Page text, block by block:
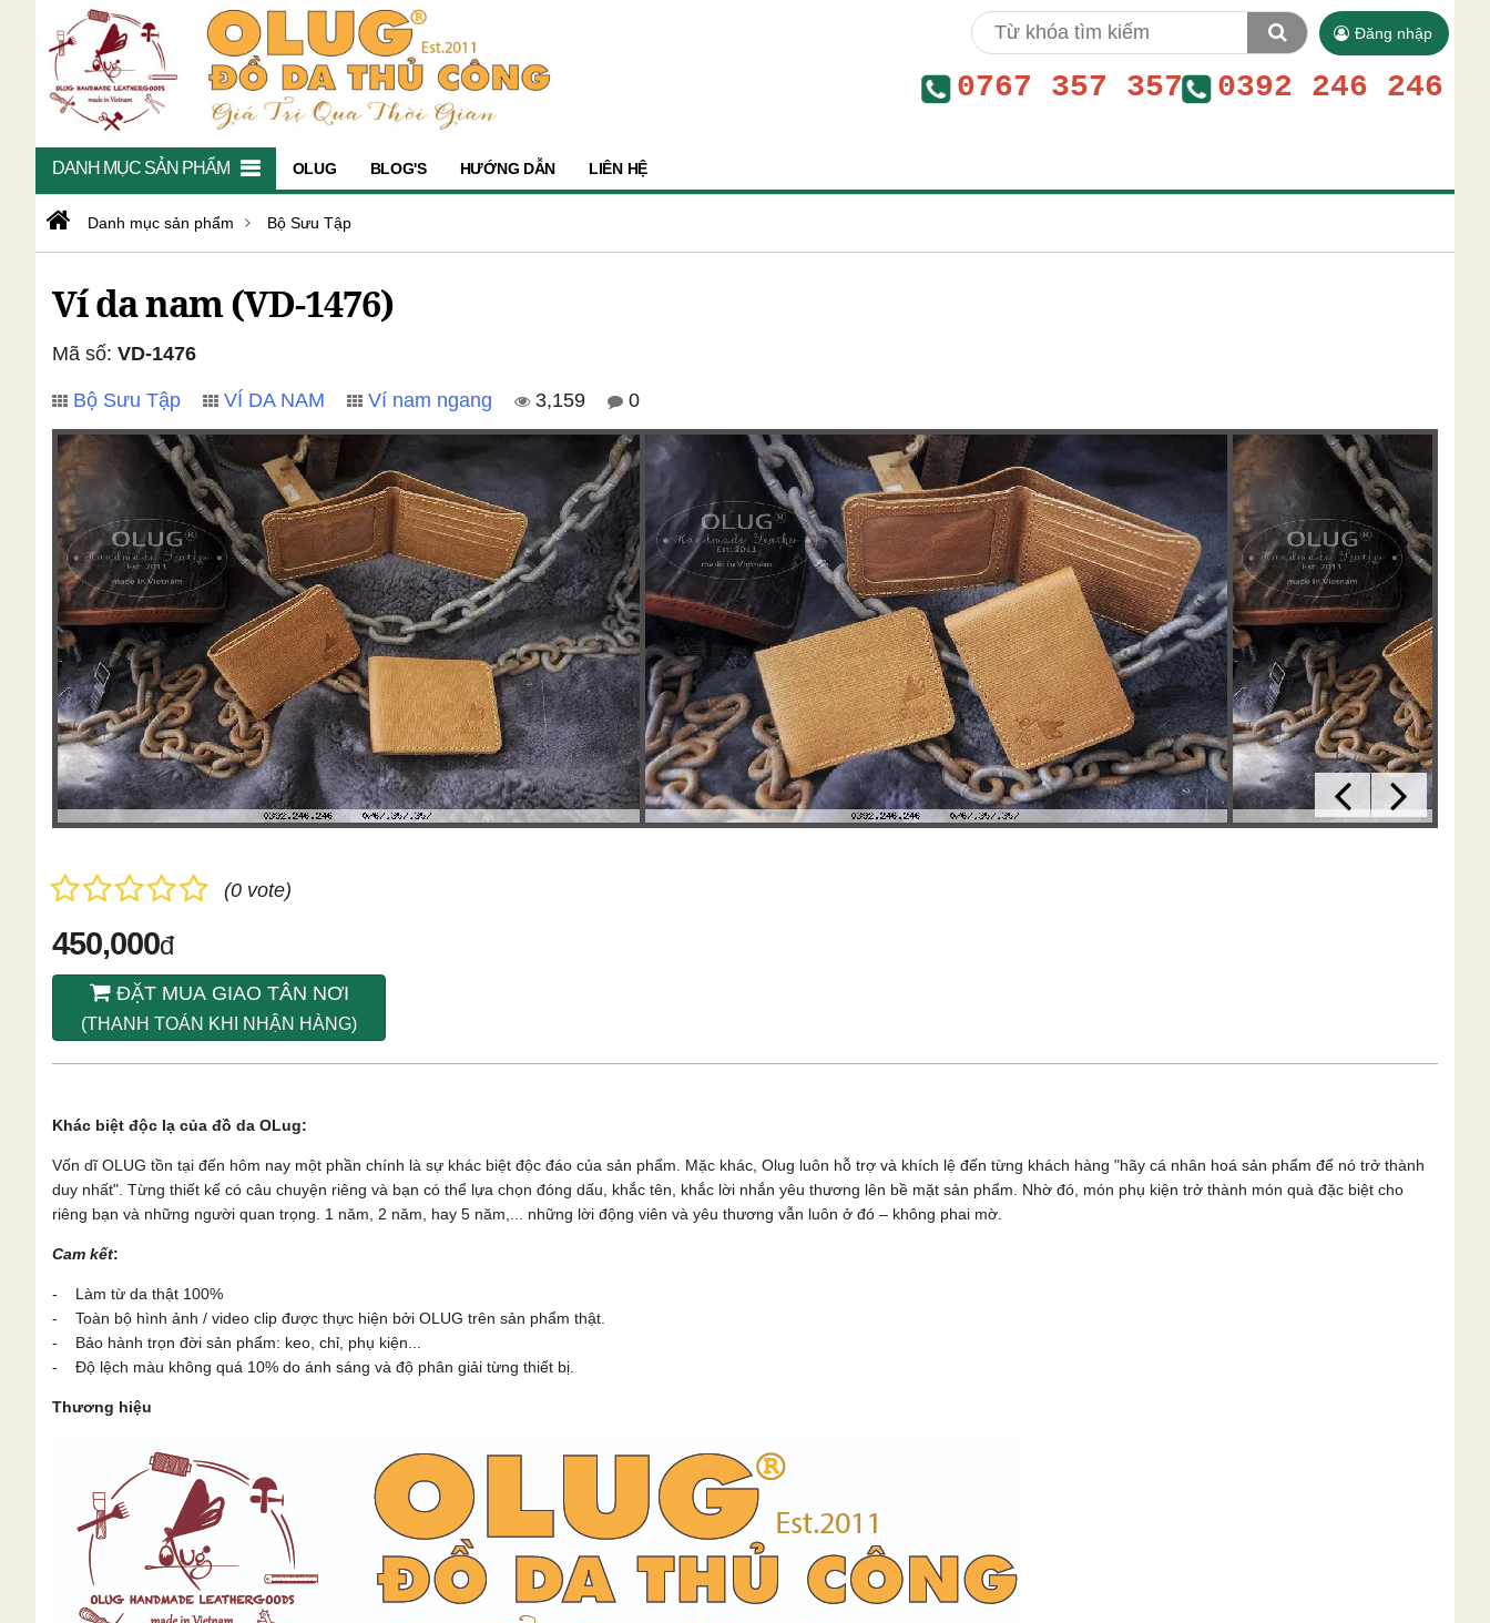
Đăng nhập
0767 357 357 0392 246 246
DANH MỤC SẢN PHẨM OLUG BLOG'S HƯỚNG DẪN LIÊN HỆ
Danh mục sản phẩm Bộ Sưu Tập
Ví da nam (VD-1476)
Mã số: VD-1476
Bộ Sưu Tập VÍ DA NAM Ví nam ngang 3,159 0
(0 vote)
450,000đ
ĐẶT MUA GIAO TÂN NƠI
(THANH TOÁN KHI NHẬN HÀNG)
Khác biệt độc lạ của đồ da OLug:
Vốn dĩ OLUG tồn tại đến hôm nay một phần chính là sự khác biệt độc đáo của sản phẩm. Mặc khác, Olug luôn hỗ trợ và khích lệ đến từng khách hàng "hãy cá nhân hoá sản phẩm để nó trở thành
duy nhất". Từng thiết kế có câu chuyện riêng và bạn có thể lựa chọn đóng dấu, khắc tên, khắc lời nhắn yêu thương lên bề mặt sản phẩm. Nhờ đó, món phụ kiện trở thành món quà đặc biệt cho
riêng bạn và những người quan trọng. 1 năm, 2 năm, hay 5 năm,... những lời động viên và yêu thương vẫn luôn ở đó – không phai mờ.
Cam kết:
- Làm từ da thật 100%
- Toàn bộ hình ảnh / video clip được thực hiện bởi OLUG trên sản phẩm thật.
- Bảo hành trọn đời sản phẩm: keo, chỉ, phụ kiện...
- Độ lệch màu không quá 10% do ánh sáng và độ phân giải từng thiết bị.
Thương hiệu